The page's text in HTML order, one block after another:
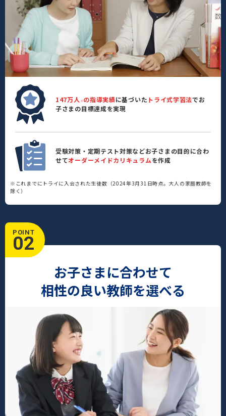
147万人 ※ の指導実績に基づいた トライ式学習法でお
子さまの目標達成を実現
受験対策・定期テスト対策などお子さまの目的に合わ
せてオーダーメイドカリキュラムを作成
※これまでにトライに入会された生徒数（2024年3月31日時点。大人の家庭教師を
除く）
POINT
02
お子さまに合わせて
相性の良い教師を選べる